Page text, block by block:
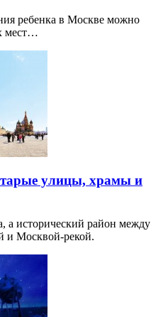
ребенка в Москве можно
мест…
улицы, храмы и
а исторический район между
и Москвой-рекой.